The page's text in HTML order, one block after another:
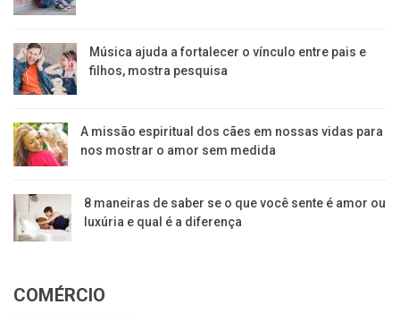
Música ajuda a fortalecer o vínculo entre pais e
filhos, mostra pesquisa
A missão espiritual dos cães em nossas vidas para
nos mostrar o amor sem medida
8 maneiras de saber se o que você sente é amor ou
luxúria e qual é a diferença
COMÉRCIO